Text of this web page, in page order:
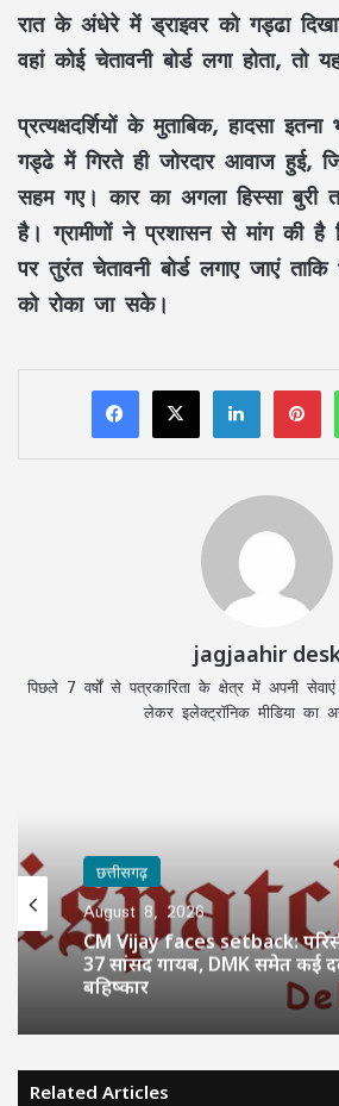
रात के अंधेरे में ड्राइवर को गड्ढा
वहां कोई चेतावनी बोर्ड लगा होता, तो
प्रत्यक्षदर्शियों के मुताबिक, हादसा
गड्ढे में गिरते ही जोरदार आवाज
सहम गए। कार का अगला हिस्सा बुरी
है। ग्रामीणों ने प्रशासन से मांग की है
पर तुरंत चेतावनी बोर्ड लगाए जाएं
को रोका जा सके।
LinkedIn
jagjaahir
पिछले 7 वर्षों से पत्रकारिता के क्षेत्र में अपनी
लेकर इलेक्ट्रॉनिक मीडिया का
छत्तीसगढ़
August 8, 2026
CM Vijay faces setback:
37 सांसद गायब, DMK समेत कई
बहिष्कार
Related Articles